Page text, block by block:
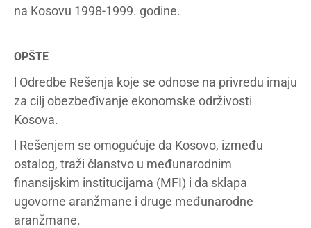
na Kosovu 1998-1999. godine.
OPŠTE
l Odredbe Rešenja koje se odnose na privredu imaju
za cilj obezbeđivanje ekonomske održivosti
Kosova.
l Rešenjem se omogućuje da Kosovo, između
ostalog, traži članstvo u međunarodnim
finansijskim institucijama (MFI) i da sklapa
ugovorne aranžmane i druge međunarodne
aranžmane.